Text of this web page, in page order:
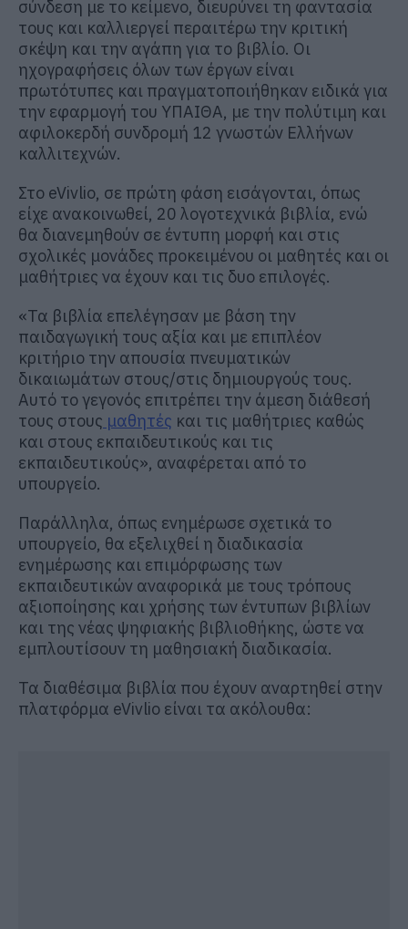
σύνδεση με το κείμενο, διευρύνει τη φαντασία
τους και καλλιεργεί περαιτέρω την κριτική
σκέψη και την αγάπη για το βιβλίο. Οι
ηχογραφήσεις όλων των έργων είναι
πρωτότυπες και πραγματοποιήθηκαν ειδικά για
την εφαρμογή του ΥΠΑΙΘΑ, με την πολύτιμη και
αφιλοκερδή συνδρομή 12 γνωστών Ελλήνων
καλλιτεχνών.
Στο eVivlio, σε πρώτη φάση εισάγονται, όπως
είχε ανακοινωθεί, 20 λογοτεχνικά βιβλία, ενώ
θα διανεμηθούν σε έντυπη μορφή και στις
σχολικές μονάδες προκειμένου οι μαθητές και οι
μαθήτριες να έχουν και τις δυο επιλογές.
«Τα βιβλία επελέγησαν με βάση την
παιδαγωγική τους αξία και με επιπλέον
κριτήριο την απουσία πνευματικών
δικαιωμάτων στους/στις δημιουργούς τους.
Αυτό το γεγονός επιτρέπει την άμεση διάθεσή
τους στους μαθητές και τις μαθήτριες καθώς
και στους εκπαιδευτικούς και τις
εκπαιδευτικούς», αναφέρεται από το
υπουργείο.
Παράλληλα, όπως ενημέρωσε σχετικά το
υπουργείο, θα εξελιχθεί η διαδικασία
ενημέρωσης και επιμόρφωσης των
εκπαιδευτικών αναφορικά με τους τρόπους
αξιοποίησης και χρήσης των έντυπων βιβλίων
και της νέας ψηφιακής βιβλιοθήκης, ώστε να
εμπλουτίσουν τη μαθησιακή διαδικασία.
Τα διαθέσιμα βιβλία που έχουν αναρτηθεί στην
πλατφόρμα eVivlio είναι τα ακόλουθα: